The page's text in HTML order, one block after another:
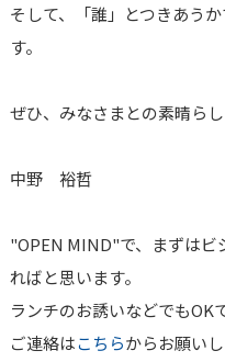
そして、「誰」とつきあう
す。
ぜひ、みなさまとの素晴ら
中野 裕哲
"OPEN MIND"で、まずはビ
ればと思います。
ランチのお誘いなどでもOK
ご連絡はこちらからお願いし